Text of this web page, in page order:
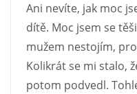
Ani nevíte, jak moc
dítě. Moc jsem se
mužem nestojím,
Kolikrát se mi stalo,
potom podvedl.